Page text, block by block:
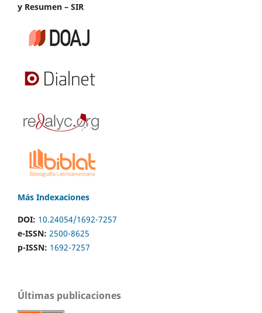
y Resumen – SIR
Más Indexaciones
DOI: 10.24054/1692-7257
e-ISSN: 2500-8625
p-ISSN: 1692-7257
Últimas publicaciones